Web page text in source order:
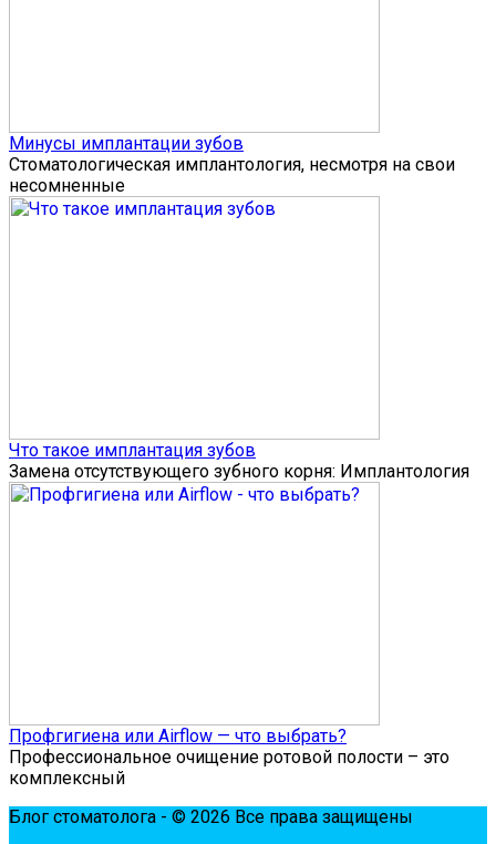
Минусы имплантации зубов
Стоматологическая имплантология, несмотря на свои
несомненные
Что такое имплантация зубов
Замена отсутствующего зубного корня: Имплантология
Профгигиена или Airflow — что выбрать?
Профессиональное очищение ротовой полости – это
комплексный
Блог стоматолога - © 2026 Все права защищены